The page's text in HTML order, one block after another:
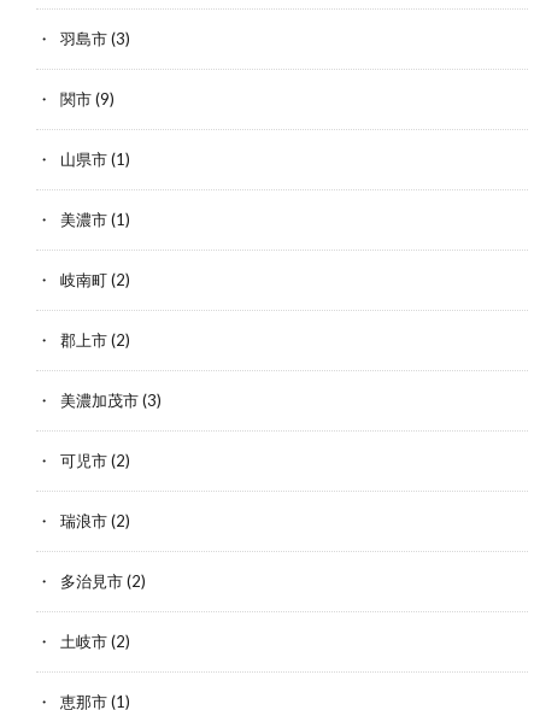
羽島市(3)
関市(9)
山県市(1)
美濃市(1)
岐南町(2)
郡上市(2)
美濃加茂市(3)
可児市(2)
瑞浪市(2)
多治見市(2)
土岐市(2)
恵那市(1)